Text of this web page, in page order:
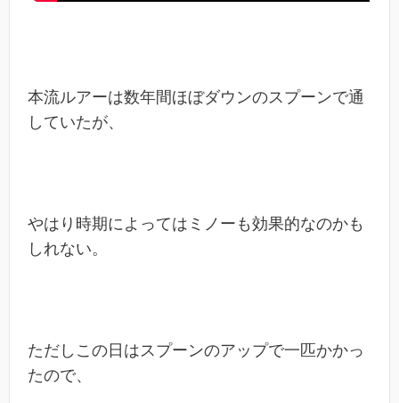
本流ルアーは数年間ほぼダウンのスプーンで通
していたが、
やはり時期によってはミノーも効果的なのかも
しれない。
ただしこの日はスプーンのアップで一匹かかっ
たので、